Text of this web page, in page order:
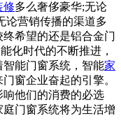
修多么奢侈豪华;无论
论营销传播的渠道多
希望的还是铝合金门
化时代的不断推进，
能门窗系统，智能家
窗企业奋起的引擎。
他们的消费的必选
门窗系统将为生活增